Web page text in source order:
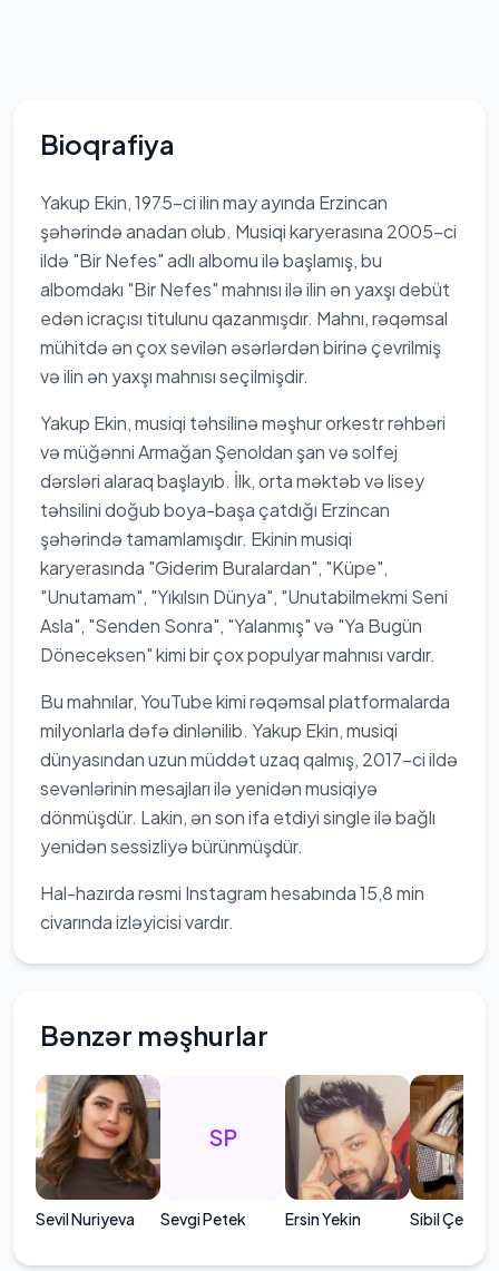
Bioqrafiya
Yakup Ekin, 1975-ci ilin may ayında Erzincan
şəhərində anadan olub. Musiqi karyerasına 2005-ci
ildə "Bir Nefes" adlı albomu ilə başlamış, bu
albomdakı "Bir Nefes" mahnısı ilə ilin ən yaxşı debüt
edən icraçısı titulunu qazanmışdır. Mahnı, rəqəmsal
mühitdə ən çox sevilən əsərlərdən birinə çevrilmiş
və ilin ən yaxşı mahnısı seçilmişdir.
Yakup Ekin, musiqi təhsilinə məşhur orkestr rəhbəri
və müğənni Armağan Şenoldan şan və solfej
dərsləri alaraq başlayıb. İlk, orta məktəb və lisey
təhsilini doğub boya-başa çatdığı Erzincan
şəhərində tamamlamışdır. Ekinin musiqi
karyerasında "Giderim Buralardan", "Küpe",
"Unutamam", "Yıkılsın Dünya", "Unutabilmekmi Seni
Asla", "Senden Sonra", "Yalanmış" və "Ya Bugün
Döneceksen" kimi bir çox populyar mahnısı vardır.
Bu mahnılar, YouTube kimi rəqəmsal platformalarda
milyonlarla dəfə dinlənilib. Yakup Ekin, musiqi
dünyasından uzun müddət uzaq qalmış, 2017-ci ildə
sevənlərinin mesajları ilə yenidən musiqiyə
dönmüşdür. Lakin, ən son ifa etdiyi single ilə bağlı
yenidən sessizliyə bürünmüşdür.
Hal-hazırda rəsmi Instagram hesabında 15,8 min
civarında izləyicisi vardır.
Bənzər məşhurlar
Sevil Nuriyeva
SP
Sevgi Petek Ersin Yekin Sibil